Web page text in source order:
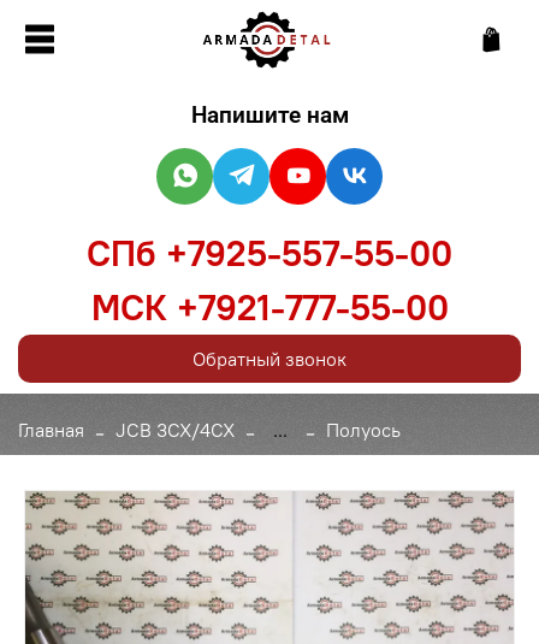
Главная JCB 3CX/4CX ... Полуось
Напишите нам
СПб +7925-557-55-00
МСК +7921-777-55-00
Обратный звонок